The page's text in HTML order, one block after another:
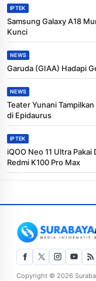
IPTEK
Samsung Galaxy A18
Kunci
NEWS
Garuda (GIAA) Hadapi
NEWS
Teater Yunani
di Epidaurus
IPTEK
iQOO Neo 11 Ultra
Redmi K100 Pro Max
Copyright © 2026